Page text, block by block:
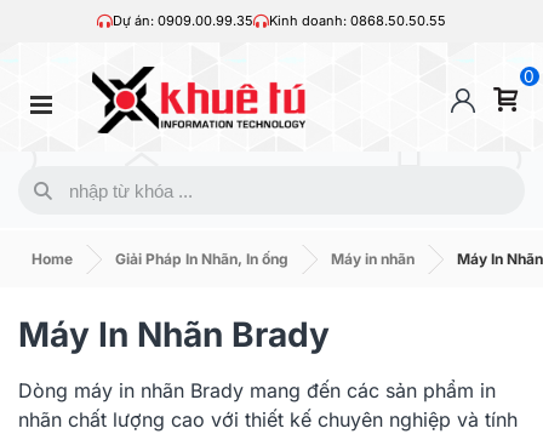
Dự án: 0909.00.99.35 Kinh doanh: 0868.50.50.55
0
Home Giải Pháp In Nhãn, In ống Máy in nhãn Máy In
Máy In Nhãn Brady
Dòng máy in nhãn Brady mang đến các sản phẩm in
nhãn chất lượng cao với thiết kế chuyên nghiệp và tính